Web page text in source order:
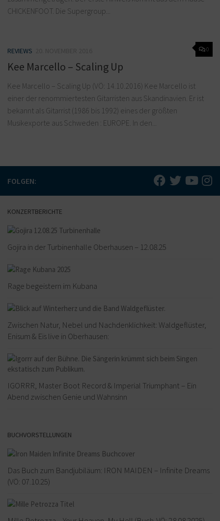
CHICKENFOOT. Die Supergroup...
0
REVIEWS
Kee Marcello – Scaling Up
Kee Marcello – Scaling Up (VÖ: 14.10.2016) Kee Marcello ist
einer der renommiertesten Gitarristen aus Skandinavien. Er ist
bekannt als Gitarrist (1986 bis 1992) eines der größten
Musikexporte aus Schweden : EUROPE. In den...
FOLGEN:
KONZERTBERICHTE
Gojira in der Turbinenhalle Oberhausen – 12.08.25
Rage begeistern im Kubana
Zwischen Natur, Nebel und Nachdenklichkeit: Waldgeflüster,
Enisum & Eïs live in Oberhausen:
IGORRR, Master Boot Record & Imperial Triumphant – Ein
Abend zwischen Genie und Wahnsinn
BUCHVORSTELLUNGEN
Das Buch zum Bandjubiläum: IRON MAIDEN – Infinite Dreams
(VÖ: 07.10.25)